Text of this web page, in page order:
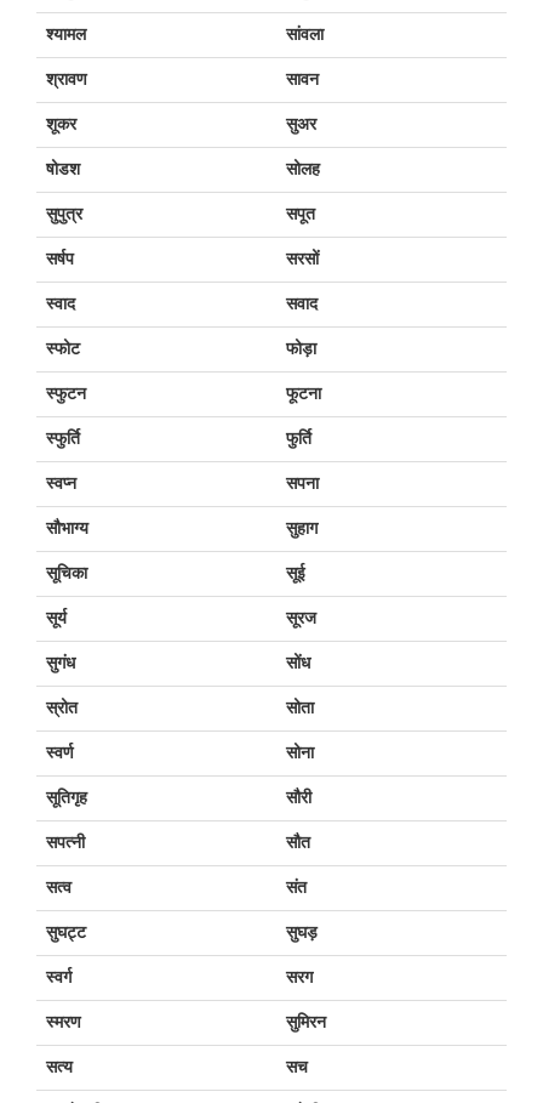
श्यामल सांवला
श्रावण सावन
शूकर सुअर
षोडश सोलह
सुपुत्र सपूत
सर्षप सरसों
स्वाद सवाद
स्फोट फोड़ा
स्फुटन फूटना
स्फुर्ति फुर्ति
स्वप्न सपना
सौभाग्य सुहाग
सूचिका सूई
सूर्य सूरज
सुगंध सोंध
स्रोत सोता
स्वर्ण सोना
सूतिगृह सौरी
सपत्नी सौत
सत्व संत
सुघट्ट सुघड़
स्वर्ग सरग
स्मरण सुमिरन
सत्य सच